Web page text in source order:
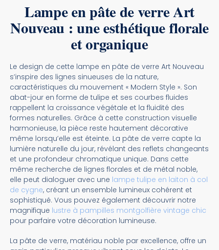
Lampe en pâte de verre Art
Nouveau : une esthétique florale
et organique
Le design de cette lampe en pâte de verre Art Nouveau
s’inspire des lignes sinueuses de la nature,
caractéristiques du mouvement « Modern Style ». Son
abat-jour en forme de tulipe et ses courbes fluides
rappellent la croissance végétale et la fluidité des
formes naturelles. Grâce à cette construction visuelle
harmonieuse, la pièce reste hautement décorative
même lorsqu’elle est éteinte. La pâte de verre capte la
lumière naturelle du jour, révélant des reflets changeants
et une profondeur chromatique unique. Dans cette
même recherche de lignes florales et de métal noble,
elle peut dialoguer avec une lampe tulipe en laiton à col
de cygne, créant un ensemble lumineux cohérent et
sophistiqué. Vous pouvez également découvrir notre
magnifique lustre à pampilles montgolfière vintage chic
pour parfaire votre décoration lumineuse.
La pâte de verre, matériau noble par excellence, offre un